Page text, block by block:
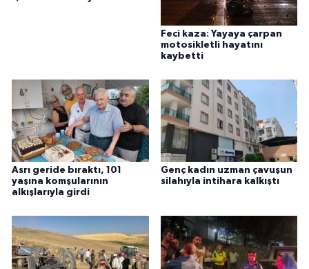
Feci kaza: Yayaya çarpan
motosikletli hayatını
kaybetti
Asrı geride bıraktı, 101
yaşına komşularının
alkışlarıyla girdi
Genç kadın uzman çavuşun
silahıyla intihara kalkıştı